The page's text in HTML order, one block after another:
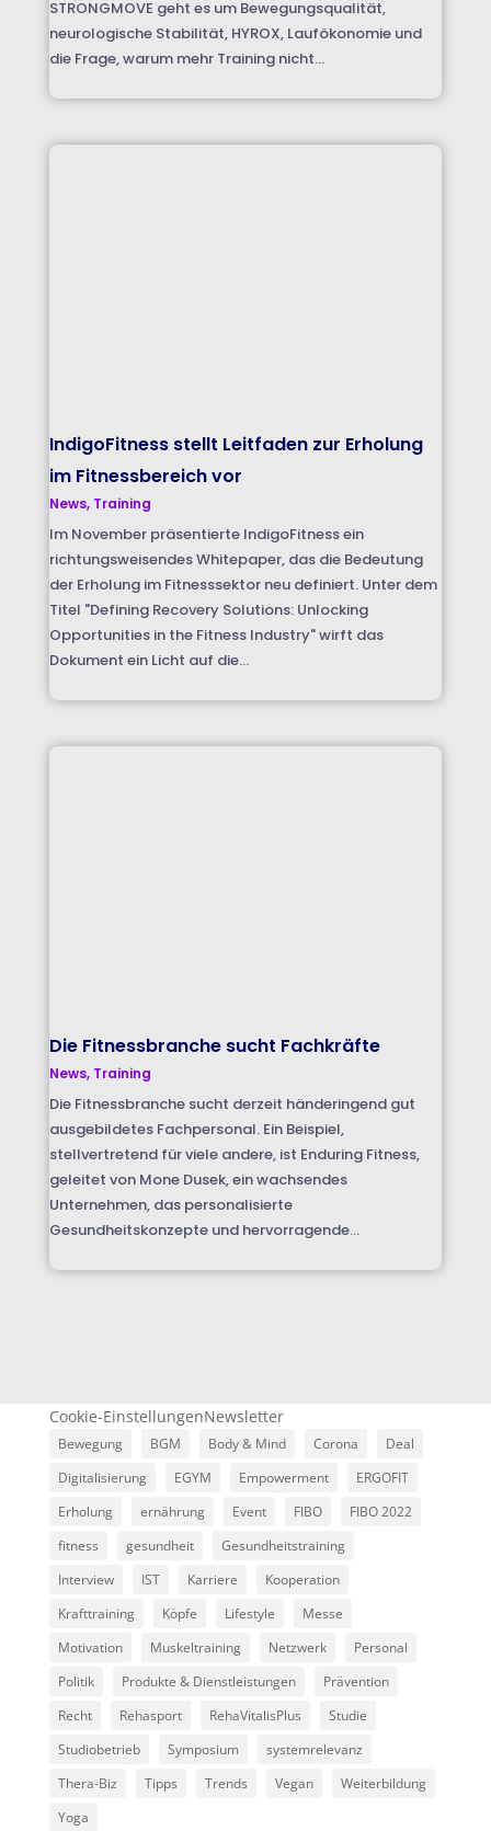
STRONGMOVE geht es um Bewegungsqualität,
neurologische Stabilität, HYROX, Laufökonomie und
die Frage, warum mehr Training nicht...
IndigoFitness stellt Leitfaden zur Erholung
im Fitnessbereich vor
News, Training
Im November präsentierte IndigoFitness ein
richtungsweisendes Whitepaper, das die Bedeutung
der Erholung im Fitnesssektor neu definiert. Unter dem
Titel "Defining Recovery Solutions: Unlocking
Opportunities in the Fitness Industry" wirft das
Dokument ein Licht auf die...
Die Fitnessbranche sucht Fachkräfte
News, Training
Die Fitnessbranche sucht derzeit händeringend gut
ausgebildetes Fachpersonal. Ein Beispiel,
stellvertretend für viele andere, ist Enduring Fitness,
geleitet von Mone Dusek, ein wachsendes
Unternehmen, das personalisierte
Gesundheitskonzepte und hervorragende...
Cookie-EinstellungenNewsletter
Bewegung BGM Body & Mind Corona
Deal
Digitalisierung
EGYM Empowerment
ERGOFIT
Erholung
ernährung Event FIBO
FIBO 2022
fitness
gesundheit
Gesundheitstraining
Interview
IST Karriere
Kooperation
Krafttraining
Köpfe Lifestyle
Messe
Motivation
Muskeltraining Netzwerk
Personal
Politik
Produkte & Dienstleistungen
Prävention
Recht
Rehasport RehaVitalisPlus
Studie
Studiobetrieb
Symposium
systemrelevanz
Thera-Biz
Tipps Trends Vegan
Weiterbildung
Yoga